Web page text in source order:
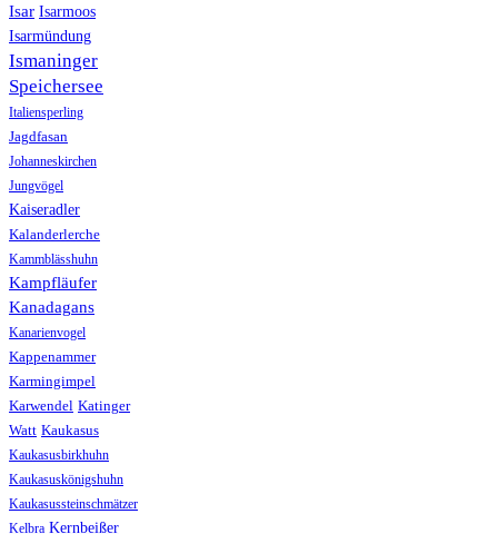
Isar Isarmoos
Isarmündung
Ismaninger
Speichersee
Italiensperling
Jagdfasan
Johanneskirchen
Jungvögel
Kaiseradler
Kalanderlerche
Kammblässhuhn
Kampfläufer
Kanadagans
Kanarienvogel
Kappenammer
Karmingimpel
Karwendel Katinger
Watt Kaukasus
Kaukasusbirkhuhn
Kaukasuskönigshuhn
Kaukasussteinschmätzer
Kelbra Kernbeißer